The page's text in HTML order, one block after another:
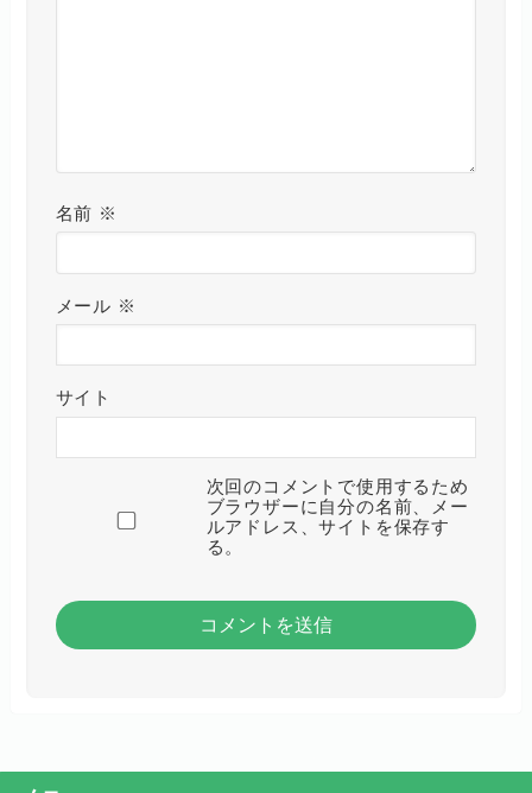
名前 ※
メール ※
サイト
次回のコメントで使用するため
ブラウザーに自分の名前、メー
ルアドレス、サイトを保存す
る。